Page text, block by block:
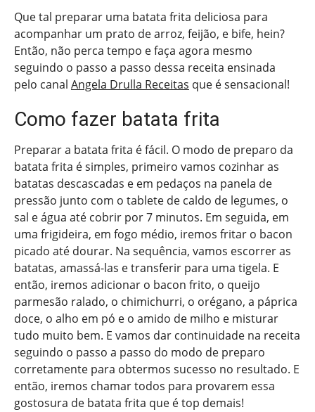
Que tal preparar uma batata frita deliciosa para
acompanhar um prato de arroz, feijão, e bife, hein?
Então, não perca tempo e faça agora mesmo
seguindo o passo a passo dessa receita ensinada
pelo canal Angela Drulla Receitas que é sensacional!
Como fazer batata frita
Preparar a batata frita é fácil. O modo de preparo da
batata frita é simples, primeiro vamos cozinhar as
batatas descascadas e em pedaços na panela de
pressão junto com o tablete de caldo de legumes, o
sal e água até cobrir por 7 minutos. Em seguida, em
uma frigideira, em fogo médio, iremos fritar o bacon
picado até dourar. Na sequência, vamos escorrer as
batatas, amassá-las e transferir para uma tigela. E
então, iremos adicionar o bacon frito, o queijo
parmesão ralado, o chimichurri, o orégano, a páprica
doce, o alho em pó e o amido de milho e misturar
tudo muito bem. E vamos dar continuidade na receita
seguindo o passo a passo do modo de preparo
corretamente para obtermos sucesso no resultado. E
então, iremos chamar todos para provarem essa
gostosura de batata frita que é top demais!